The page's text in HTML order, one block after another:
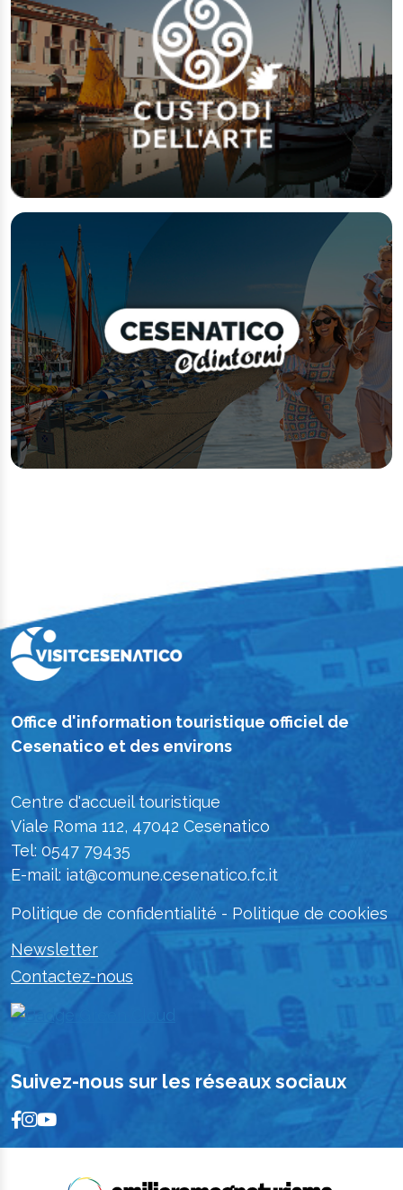
Office d'information touristique officiel de
Cesenatico et des environs
Centre d'accueil touristique
Viale Roma 112, 47042 Cesenatico
Tel: 0547 79435
E-mail: iat@comune.cesenatico.fc.it
Politique de confidentialité - Politique de cookies
Newsletter
Contactez-nous
Suivez-nous sur les réseaux sociaux